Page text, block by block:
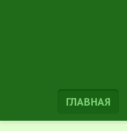
ГЛАВНАЯ